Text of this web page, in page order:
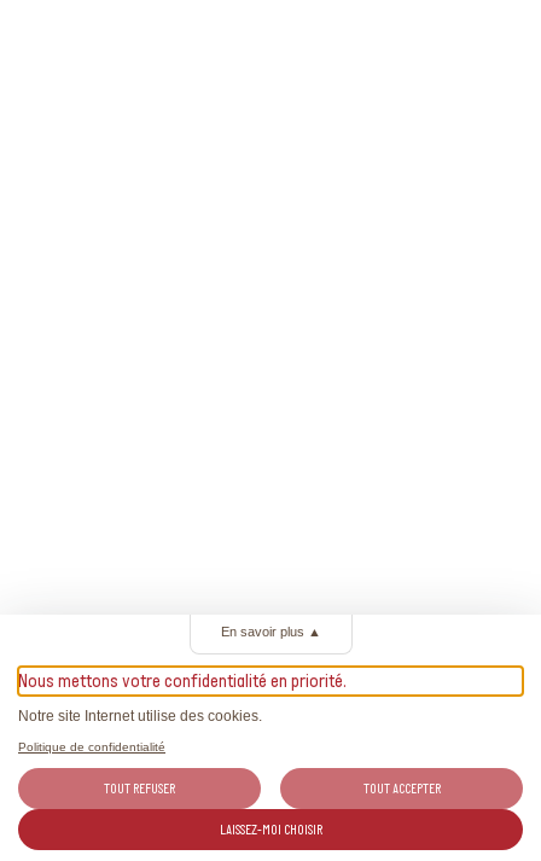
En savoir plus ▲
Nous mettons votre confidentialité en priorité.
Notre site Internet utilise des cookies.
Politique de confidentialité
TOUT REFUSER TOUT ACCEPTER
LAISSEZ-MOI CHOISIR